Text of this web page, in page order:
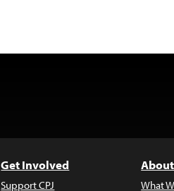
Get Involved
Support CPJ What